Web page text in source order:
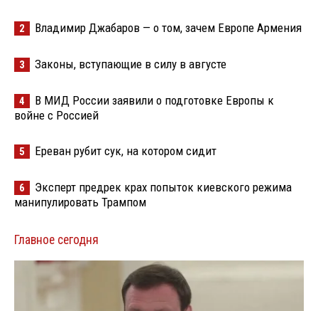
2 Владимир Джабаров — о том, зачем Европе Армения
3 Законы, вступающие в силу в августе
4
В МИД России заявили о подготовке Европы к
войне с Россией
5 Ереван рубит сук, на котором сидит
6
Эксперт предрек крах попыток киевского режима
манипулировать Трампом
Главное сегодня